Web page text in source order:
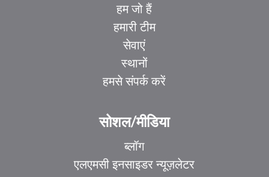
हम जो हैं
हमारी टीम
सेवाएं
स्थानों
हमसे संपर्क करें
सोशल/मीडिया
ब्लॉग
एलएमसी इनसाइडर न्यूज़लेटर